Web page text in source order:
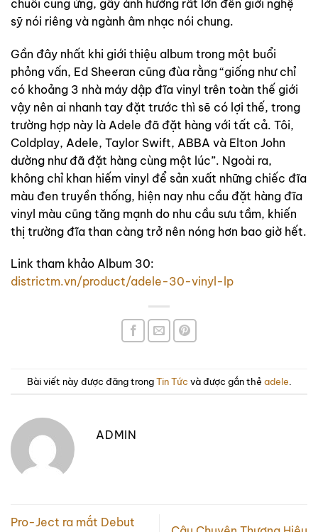
chuỗi cung ứng, gây ảnh hưởng rất lớn đến giới nghệ
sỹ nói riêng và ngành âm nhạc nói chung.
Gần đây nhất khi giới thiệu album trong một buổi
phỏng vấn, Ed Sheeran cũng đùa rằng “giống như chỉ
có khoảng 3 nhà máy dập đĩa vinyl trên toàn thế giới
vậy nên ai nhanh tay đặt trước thì sẽ có lợi thế, trong
trường hợp này là Adele đã đặt hàng với tất cả. Tôi,
Coldplay, Adele, Taylor Swift, ABBA và Elton John
dường như đã đặt hàng cùng một lúc”. Ngoài ra,
không chỉ khan hiếm vinyl để sản xuất những chiếc đĩa
màu đen truyền thống, hiện nay nhu cầu đặt hàng đĩa
vinyl màu cũng tăng mạnh do nhu cầu sưu tầm, khiến
thị trường đĩa than càng trở nên nóng hơn bao giờ hết.
Link tham khảo Album 30:
districtm.vn/product/adele-30-vinyl-lp
Bài viết này được đăng trongTin Tức và được gắn thẻ adele
ADMIN
Pro-Ject ra mắt Debut